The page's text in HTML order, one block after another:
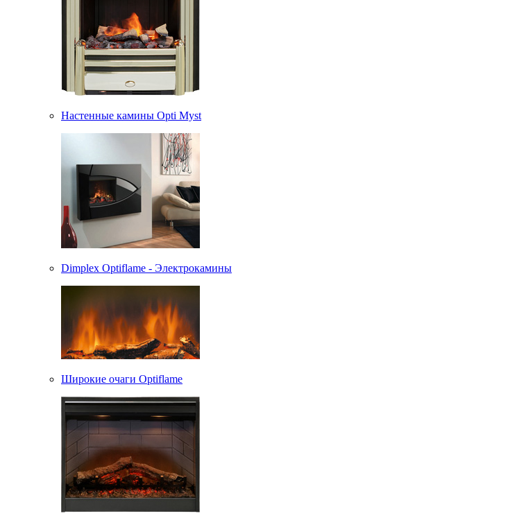
Настенные камины Opti Myst
Dimplex Optiflame - Электрокамины
Широкие очаги Optiflame